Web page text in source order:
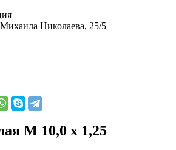
Николаева, 25/5
М 10,0 х 1,25